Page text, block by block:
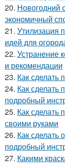
20. Новогодний
экономичный
21. Утилизация
идей для
22. Устранение
и рекомендации
23. Как сделать
24. Как сделать
подробный
25. Как сделать
своими руками
26. Как сделать
подробный
27. Какими